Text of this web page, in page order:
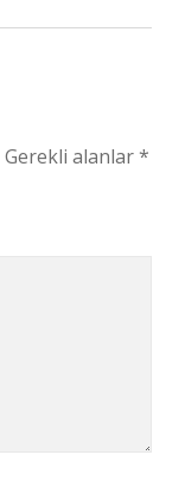
Gerekli alanlar*